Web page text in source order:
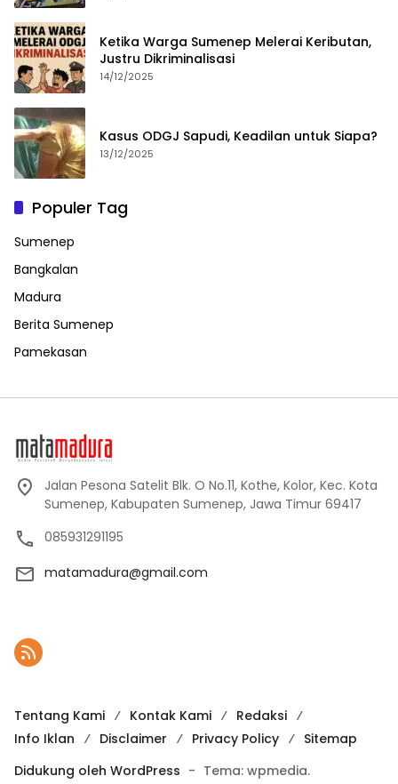
Ketika Warga Sumenep Melerai Keributan,
Justru Dikriminalisasi
14/12/2025
Kasus ODGJ Sapudi, Keadilan untuk Siapa?
13/12/2025
Populer Tag
Sumenep
Bangkalan
Madura
Berita Sumenep
Pamekasan
Jalan Pesona Satelit Blk. O No.11, Kothe, Kolor, Kec. Kota
Sumenep, Kabupaten Sumenep, Jawa Timur 69417
085931291195
matamadura@gmail.com
Tentang Kami Kontak Kami
Redaksi
Info Iklan
Disclaimer Privacy Policy
Sitemap
Didukung oleh WordPress - Tema: wpmedia.